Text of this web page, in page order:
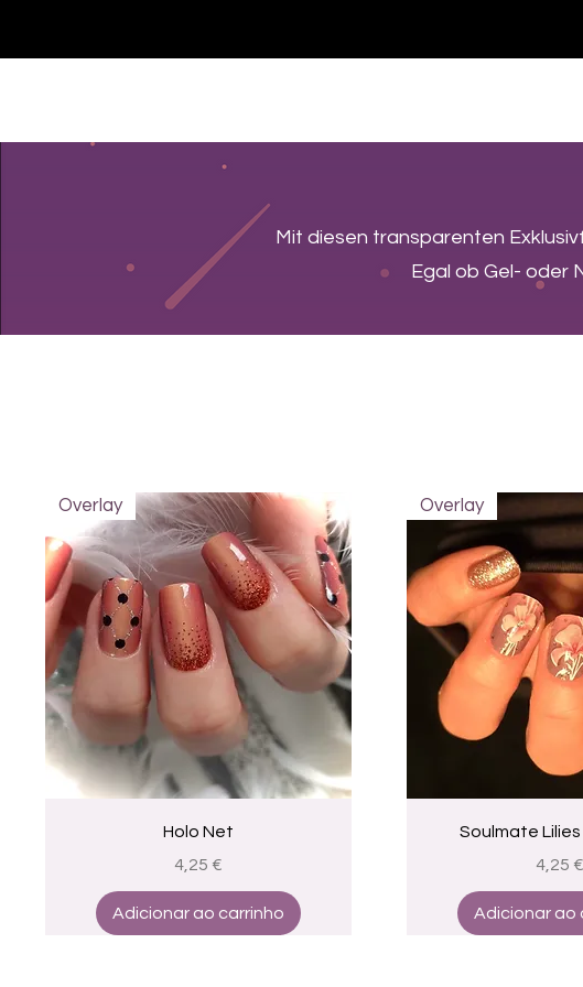
Mit diesen transparenten
Egal ob Gel- oder
Visualização rápida
Overlay
Holo Net
Preço
4,25 €
Adicionar ao carrinho
Overlay
Soulmate
Preço
4,25 €
Adicionar ao